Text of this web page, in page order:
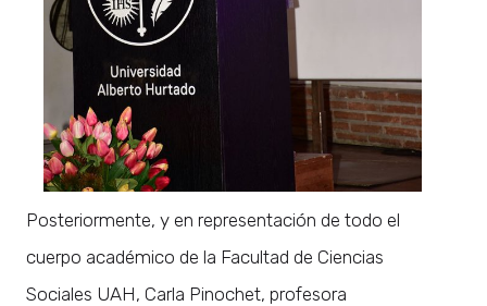
Posteriormente, y en representación de todo el
cuerpo académico de la Facultad de Ciencias
Sociales UAH, Carla Pinochet, profesora